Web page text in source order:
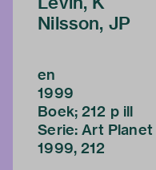
Nilsson, JP
en
1999
Boek; 212 p ill
Serie: Art Planet
1999, 212